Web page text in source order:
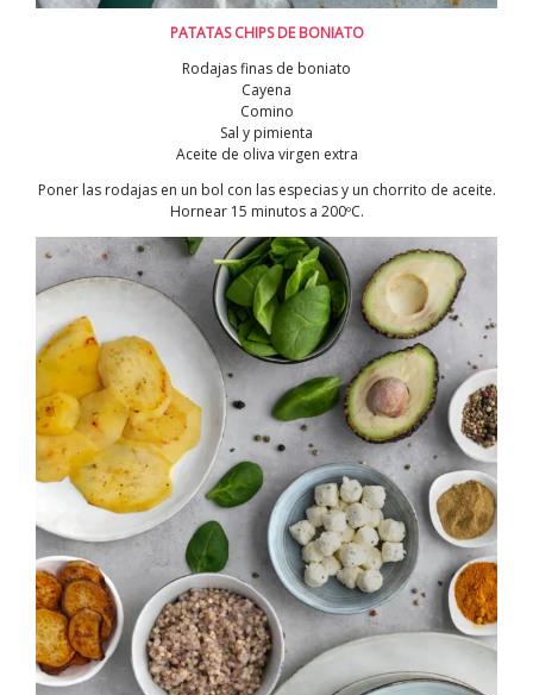
PATATAS CHIPS DE BONIATO
Rodajas finas de boniato
Cayena
Comino
Sal y pimienta
Aceite de oliva virgen extra
Poner las rodajas en un bol con las especias y un chorrito de aceite.
Hornear 15 minutos a 200ºC.